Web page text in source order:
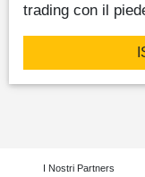
trading con il
I Nostri Partners